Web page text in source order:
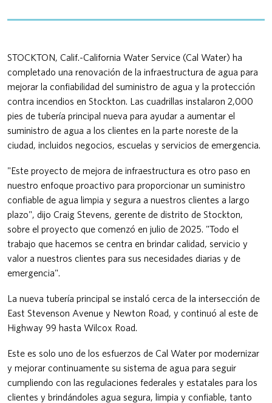
STOCKTON, Calif.-California Water Service (Cal Water) ha
completado una renovación de la infraestructura de agua para
mejorar la confiabilidad del suministro de agua y la protección
contra incendios en Stockton. Las cuadrillas instalaron 2,000
pies de tubería principal nueva para ayudar a aumentar el
suministro de agua a los clientes en la parte noreste de la
ciudad, incluidos negocios, escuelas y servicios de emergencia.
"Este proyecto de mejora de infraestructura es otro paso en
nuestro enfoque proactivo para proporcionar un suministro
confiable de agua limpia y segura a nuestros clientes a largo
plazo", dijo Craig Stevens, gerente de distrito de Stockton,
sobre el proyecto que comenzó en julio de 2025. "Todo el
trabajo que hacemos se centra en brindar calidad, servicio y
valor a nuestros clientes para sus necesidades diarias y de
emergencia".
La nueva tubería principal se instaló cerca de la intersección de
East Stevenson Avenue y Newton Road, y continuó al este de
Highway 99 hasta Wilcox Road.
Este es solo uno de los esfuerzos de Cal Water por modernizar
y mejorar continuamente su sistema de agua para seguir
cumpliendo con las regulaciones federales y estatales para los
clientes y brindándoles agua segura, limpia y confiable, tanto